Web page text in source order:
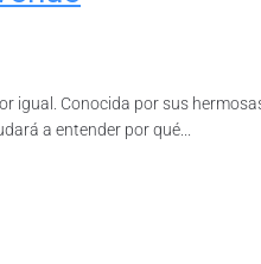
Conocida por sus
a entender por qué...